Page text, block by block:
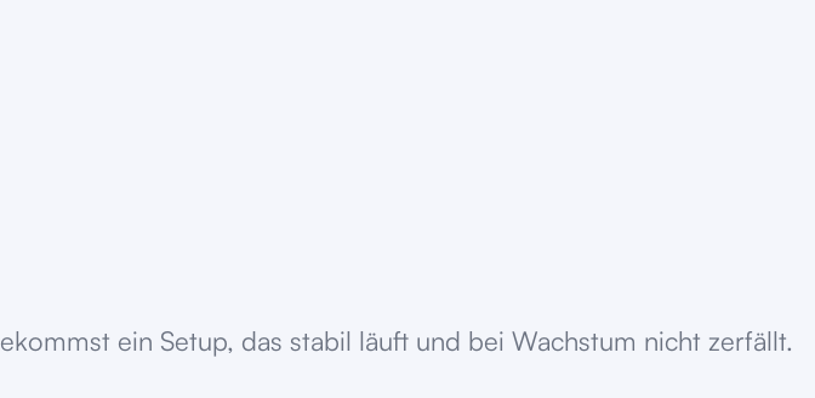
ein Setup, das stabil läuft und bei Wachstum nicht zerfällt.